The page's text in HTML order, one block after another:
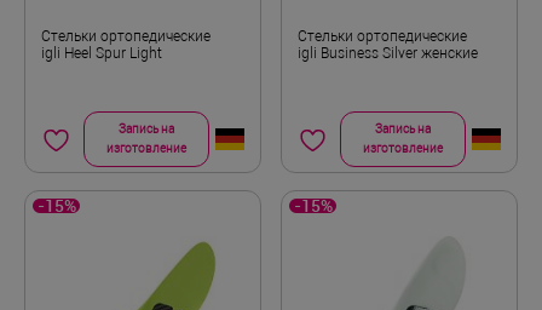
Стельки ортопедические
igli Heel Spur Light
Запись на
изготовление
Стельки ортопедические
igli Business Silver женские
Запись на
изготовление
-15% -15%